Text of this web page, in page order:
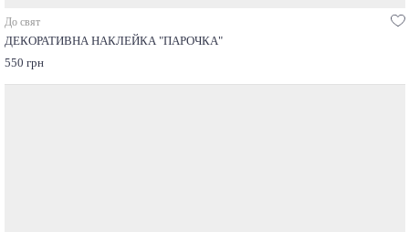
До свят
ДЕКОРАТИВНА НАКЛЕЙКА "ПАРОЧКА"
550 грн